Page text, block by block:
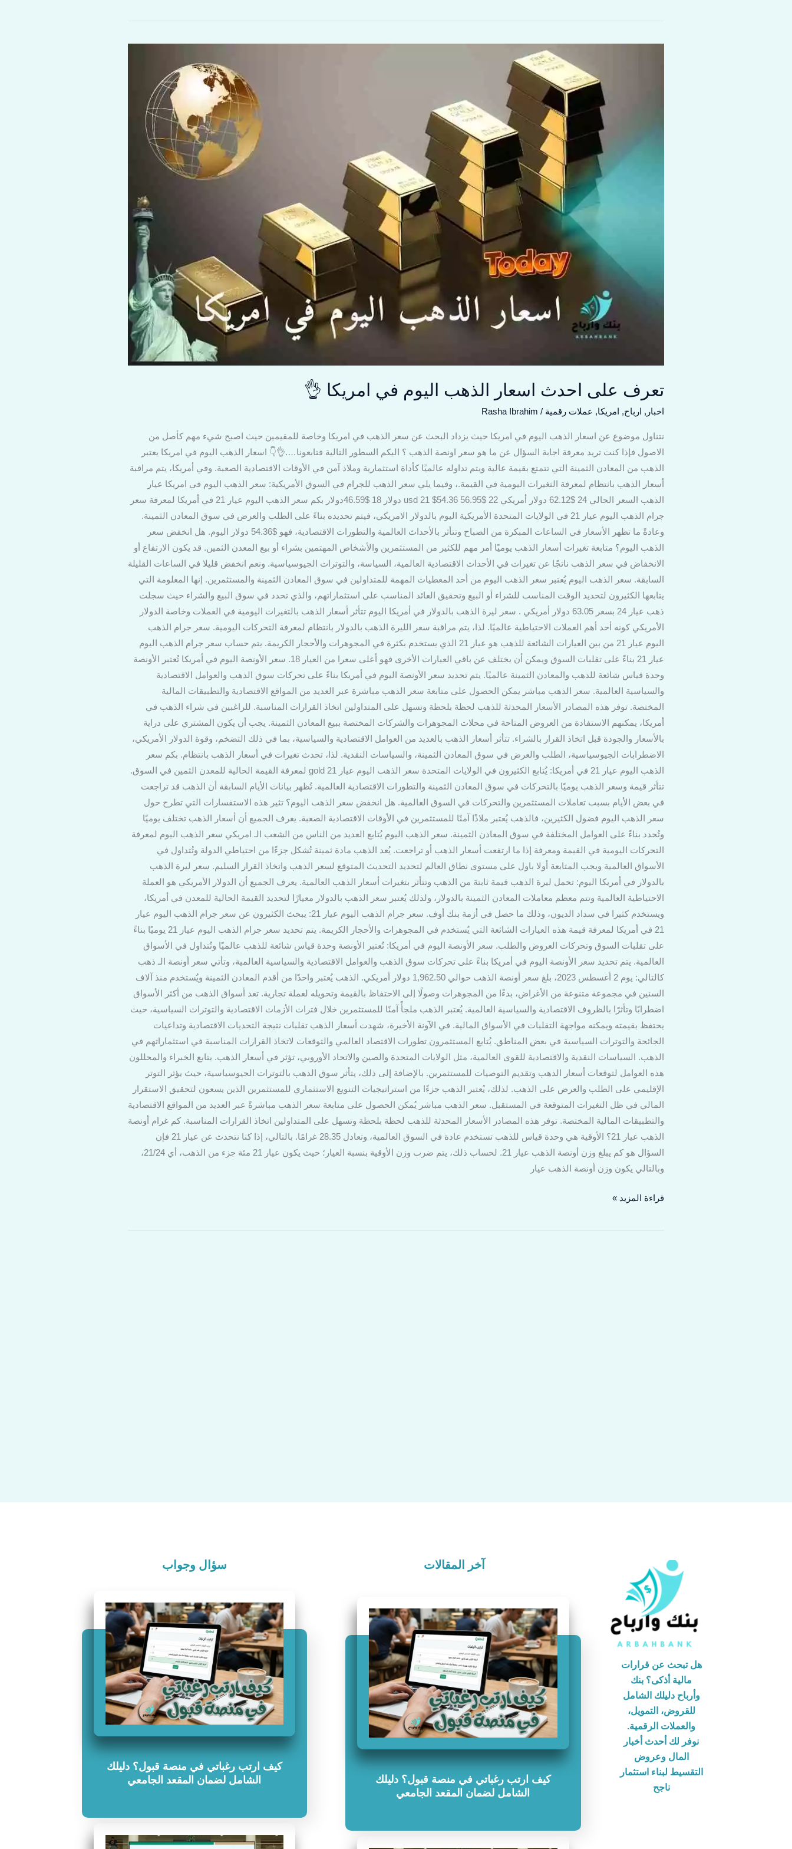
تعرف على احدث اسعار الذهب اليوم في امريكا 👌
اخبار , ارباح, امريكا, عملات رقمية /
Rasha Ibrahim
نتناول موضوع عن اسعار الذهب اليوم في امريكا حيث يزداد البحث عن سعر الذهب في امريكا وخاصة للمقيمين حيث اصبح شيء مهم كأصل من
الاصول فإذا كنت تريد معرفة اجابة السؤال عن ما هو سعر اونصة الذهب ؟ اليكم السطور التالية فتابعونا….👌👇 اسعار الذهب اليوم في امريكا يعتبر
الذهب من المعادن الثمينة التي تتمتع بقيمة عالية ويتم تداوله عالميًا كأداة استثمارية وملاذ آمن في الأوقات الاقتصادية الصعبة. وفي أمريكا، يتم مراقبة
أسعار الذهب بانتظام لمعرفة التغيرات اليومية في القيمة.، وفيما يلي سعر الذهب للجرام في السوق الأمريكية: سعر الذهب اليوم في امريكا عيار
الذهب السعر الحالي 24 $62.12 دولار أمريكي 22 $56.95 usd 21 $54.36 دولار 18 $46.59دولار بكم سعر الذهب اليوم عيار 21 في أمريكا لمعرفة سعر
جرام الذهب اليوم عيار 21 في الولايات المتحدة الأمريكية اليوم بالدولار الامريكي، فيتم تحديده بناءً على الطلب والعرض في سوق المعادن الثمينة.
وعادةً ما تظهر الأسعار في الساعات المبكرة من الصباح وتتأثر بالأحداث العالمية والتطورات الاقتصادية، فهو $54.36 دولار اليوم. هل انخفض سعر
الذهب اليوم؟ متابعة تغيرات أسعار الذهب يوميًا أمر مهم للكثير من المستثمرين والأشخاص المهتمين بشراء أو بيع المعدن الثمين. قد يكون الارتفاع أو
الانخفاض في سعر الذهب ناتجًا عن تغيرات في الأحداث الاقتصادية العالمية، السياسة، والتوترات الجيوسياسية. ونعم انخفض قليلا في الساعات القليلة
السابقة. سعر الذهب اليوم يُعتبر سعر الذهب اليوم من أحد المعطيات المهمة للمتداولين في سوق المعادن الثمينة والمستثمرين. إنها المعلومة التي
يتابعها الكثيرون لتحديد الوقت المناسب للشراء أو البيع وتحقيق العائد المناسب على استثماراتهم، والذي تحدد في سوق البيع والشراء حيث سجلت
ذهب عيار 24 بسعر 63.05 دولار أمريكي . سعر ليرة الذهب بالدولار في أمريكا اليوم تتأثر أسعار الذهب بالتغيرات اليومية في العملات وخاصة الدولار
الأمريكي كونه أحد أهم العملات الاحتياطية عالميًا. لذا، يتم مراقبة سعر الليرة الذهب بالدولار بانتظام لمعرفة التحركات اليومية. سعر جرام الذهب
اليوم عيار 21 من بين العيارات الشائعة للذهب هو عيار 21 الذي يستخدم بكثرة في المجوهرات والأحجار الكريمة. يتم حساب سعر جرام الذهب اليوم
عيار 21 بناءً على تقلبات السوق ويمكن أن يختلف عن باقي العيارات الأخرى فهو أعلى سعرا من العيار 18. سعر الأونصة اليوم في أمريكا تُعتبر الأونصة
وحدة قياس شائعة للذهب والمعادن الثمينة عالميًا. يتم تحديد سعر الأونصة اليوم في أمريكا بناءً على تحركات سوق الذهب والعوامل الاقتصادية
والسياسية العالمية. سعر الذهب مباشر يمكن الحصول على متابعة سعر الذهب مباشرة عبر العديد من المواقع الاقتصادية والتطبيقات المالية
المختصة. توفر هذه المصادر الأسعار المحدثة للذهب لحظة بلحظة وتسهل على المتداولين اتخاذ القرارات المناسبة. للراغبين في شراء الذهب في
أمريكا، يمكنهم الاستفادة من العروض المتاحة في محلات المجوهرات والشركات المختصة ببيع المعادن الثمينة. يجب أن يكون المشتري على دراية
بالأسعار والجودة قبل اتخاذ القرار بالشراء. تتأثر أسعار الذهب بالعديد من العوامل الاقتصادية والسياسية، بما في ذلك التضخم، وقوة الدولار الأمريكي،
الاضطرابات الجيوسياسية، الطلب والعرض في سوق المعادن الثمينة، والسياسات النقدية. لذا، تحدث تغيرات في أسعار الذهب بانتظام. بكم سعر
الذهب اليوم عيار 21 في أمريكا: يُتابع الكثيرون في الولايات المتحدة سعر الذهب اليوم عيار 21 gold لمعرفة القيمة الحالية للمعدن الثمين في السوق.
تتأثر قيمة وسعر الذهب يوميًا بالتحركات في سوق المعادن الثمينة والتطورات الاقتصادية العالمية. تُظهر بيانات الأيام السابقة أن الذهب قد تراجعت
في بعض الأيام بسبب تعاملات المستثمرين والتحركات في السوق العالمية. هل انخفض سعر الذهب اليوم؟ تثير هذه الاستفسارات التي تطرح حول
سعر الذهب اليوم فضول الكثيرين، فالذهب يُعتبر ملاذًا آمنًا للمستثمرين في الأوقات الاقتصادية الصعبة. يعرف الجميع أن أسعار الذهب تختلف يوميًا
وتُحدد بناءً على العوامل المختلفة في سوق المعادن الثمينة. سعر الذهب اليوم يُتابع العديد من الناس من الشعب الـ امريكي سعر الذهب اليوم لمعرفة
التحركات اليومية في القيمة ومعرفة إذا ما ارتفعت أسعار الذهب أو تراجعت. يُعد الذهب مادة ثمينة تُشكل جزءًا من احتياطي الدولة وتُتداول في
الأسواق العالمية ويجب المتابعة أولا باول على مستوى نطاق العالم لتحديد التحديث المتوقع لسعر الذهب واتخاذ القرار السليم. سعر ليرة الذهب
بالدولار في أمريكا اليوم: تحمل ليرة الذهب قيمة ثابتة من الذهب وتتأثر بتغيرات أسعار الذهب العالمية. يعرف الجميع أن الدولار الأمريكي هو العملة
الاحتياطية العالمية وتتم معظم معاملات المعادن الثمينة بالدولار، ولذلك يُعتبر سعر الذهب بالدولار معيارًا لتحديد القيمة الحالية للمعدن في أمريكا،
ويستخدم كثيرا في سداد الديون، وذلك ما حصل في أزمة بنك أوف. سعر جرام الذهب اليوم عيار 21: يبحث الكثيرون عن سعر جرام الذهب اليوم عيار
21 في أمريكا لمعرفة قيمة هذه العيارات الشائعة التي يُستخدم في المجوهرات والأحجار الكريمة. يتم تحديد سعر جرام الذهب اليوم عيار 21 يوميًا بناءً
على تقلبات السوق وتحركات العروض والطلب. سعر الأونصة اليوم في أمريكا: تُعتبر الأونصة وحدة قياس شائعة للذهب عالميًا وتُتداول في الأسواق
العالمية. يتم تحديد سعر الأونصة اليوم في أمريكا بناءً على تحركات سوق الذهب والعوامل الاقتصادية والسياسية العالمية، وتأتي سعر أونصة الـ ذهب
كالتالي: يوم 2 أغسطس 2023، بلغ سعر أونصة الذهب حوالي 1,962.50 دولار أمريكي. الذهب يُعتبر واحدًا من أقدم المعادن الثمينة ويُستخدم منذ آلاف
السنين في مجموعة متنوعة من الأغراض، بدءًا من المجوهرات وصولًا إلى الاحتفاظ بالقيمة وتحويله لعملة تجارية. تعد أسواق الذهب من أكثر الأسواق
اضطرابًا وتأثرًا بالظروف الاقتصادية والسياسية العالمية. يُعتبر الذهب ملجأً آمنًا للمستثمرين خلال فترات الأزمات الاقتصادية والتوترات السياسية، حيث
يحتفظ بقيمته ويمكنه مواجهة التقلبات في الأسواق المالية. في الآونة الأخيرة، شهدت أسعار الذهب تقلبات نتيجة التحديات الاقتصادية وتداعيات
الجائحة والتوترات السياسية في بعض المناطق. يُتابع المستثمرون تطورات الاقتصاد العالمي والتوقعات لاتخاذ القرارات المناسبة في استثماراتهم في
الذهب. السياسات النقدية والاقتصادية للقوى العالمية، مثل الولايات المتحدة والصين والاتحاد الأوروبي، تؤثر في أسعار الذهب. يتابع الخبراء والمحللون
هذه العوامل لتوقعات أسعار الذهب وتقديم التوصيات للمستثمرين. بالإضافة إلى ذلك، يتأثر سوق الذهب بالتوترات الجيوسياسية، حيث يؤثر التوتر
الإقليمي على الطلب والعرض على الذهب. لذلك، يُعتبر الذهب جزءًا من استراتيجيات التنويع الاستثماري للمستثمرين الذين يسعون لتحقيق الاستقرار
المالي في ظل التغيرات المتوقعة في المستقبل. سعر الذهب مباشر يُمكن الحصول على متابعة سعر الذهب مباشرةً عبر العديد من المواقع الاقتصادية
والتطبيقات المالية المختصة. توفر هذه المصادر الأسعار المحدثة للذهب لحظة بلحظة وتسهل على المتداولين اتخاذ القرارات المناسبة. كم غرام أونصة
الذهب عيار 21؟ الأوقية هي وحدة قياس للذهب تستخدم عادة في السوق العالمية، وتعادل 28.35 غرامًا. بالتالي، إذا كنا نتحدث عن عيار 21 فإن
السؤال هو كم يبلغ وزن أونصة الذهب عيار 21. لحساب ذلك، يتم ضرب وزن الأوقية بنسبة العيار؛ حيث يكون عيار 21 مئة جزء من الذهب، أي 21/24،
وبالتالي يكون وزن أونصة الذهب عيار
قراءة المزيد »
هل تبحث عن قرارات
مالية أذكى؟ بنك
وأرباح دليلك الشامل
للقروض، التمويل،
والعملات الرقمية.
نوفر لك أحدث أخبار
المال وعروض
التقسيط لبناء استثمار
ناجح
آخر المقالات
كيف ارتب رغباتي في منصة قبول؟ دليلك
الشامل لضمان المقعد الجامعي
سؤال وجواب
كيف ارتب رغباتي في منصة قبول؟ دليلك
الشامل لضمان المقعد الجامعي